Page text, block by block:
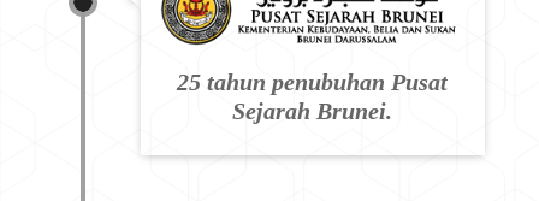
25 tahun penubuhan Pusat
Sejarah Brunei.